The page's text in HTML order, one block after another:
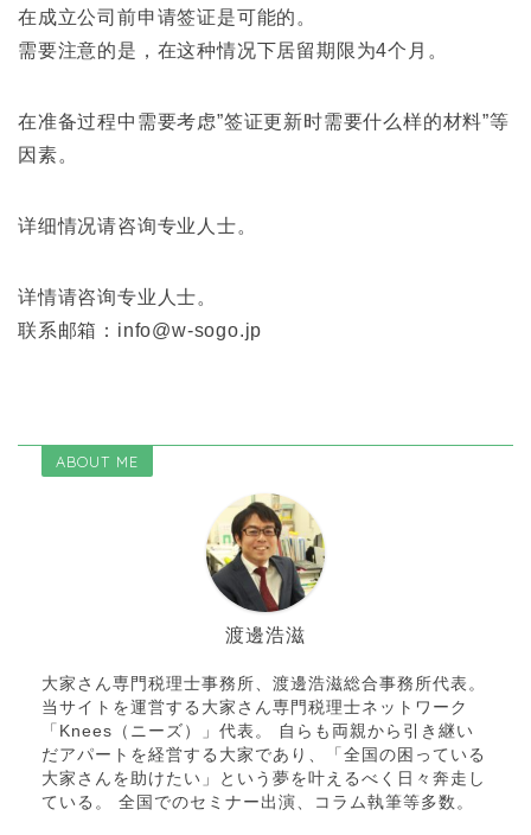
在成立公司前申请签证是可能的。
需要注意的是，在这种情况下居留期限为4个月。
在准备过程中需要考虑”签证更新时需要什么样的材料”等
因素。
详细情况请咨询专业人士。
详情请咨询专业人士。
联系邮箱：info@w-sogo.jp
ABOUT ME
渡邊浩滋
大家さん専門税理士事務所、渡邊浩滋総合事務所代表。
当サイトを運営する大家さん専門税理士ネットワーク
「Knees（ニーズ）」代表。 自らも両親から引き継い
だアパートを経営する大家であり、「全国の困っている
大家さんを助けたい」という夢を叶えるべく日々奔走し
ている。 全国でのセミナー出演、コラム執筆等多数。